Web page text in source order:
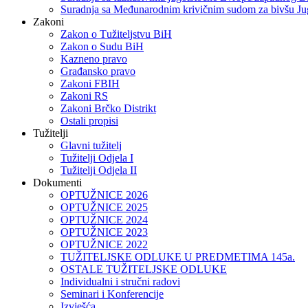
Suradnja sa Međunarodnim krivičnim sudom za bivšu
Zakoni
Zakon o Тužiteljstvu BiH
Zakon o Sudu BiH
Kazneno pravo
Građansko pravo
Zakoni FBIH
Zakoni RS
Zakoni Brčko Distrikt
Ostali propisi
Tužitelji
Glavni tužitelj
Tužitelji Odjela I
Tužitelji Odjela II
Dokumenti
OPTUŽNICE 2026
OPTUŽNICE 2025
OPTUŽNICE 2024
OPTUŽNICE 2023
OPTUŽNICE 2022
TUŽITELJSKE ODLUKE U PREDMETIMA 145a.
OSTALE TUŽITELJSKE ODLUKE
Individualni i stručni radovi
Seminari i Konferencije